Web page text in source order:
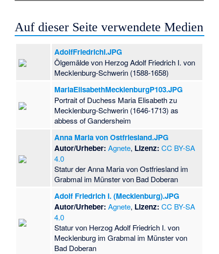
Auf dieser Seite verwendete Medien
AdolfFriedrichI.JPG
Ölgemälde von Herzog Adolf Friedrich I. von
Mecklenburg-Schwerin (1588-1658)
MariaElisabethMecklenburgP103.JPG
Portrait of Duchess Maria Elisabeth zu
Mecklenburg-Schwerin (1646-1713) as
abbess of Gandersheim
Anna Maria von Ostfriesland.JPG
Autor/Urheber: Agnete, Lizenz: CC BY-SA
4.0
Statur der Anna Maria von Ostfriesland im
Grabmal im Münster von Bad Doberan
Adolf Friedrich I. (Mecklenburg).JPG
Autor/Urheber: Agnete, Lizenz: CC BY-SA
4.0
Statur von Herzog Adolf Friedrich I. von
Mecklenburg im Grabmal im Münster von
Bad Doberan